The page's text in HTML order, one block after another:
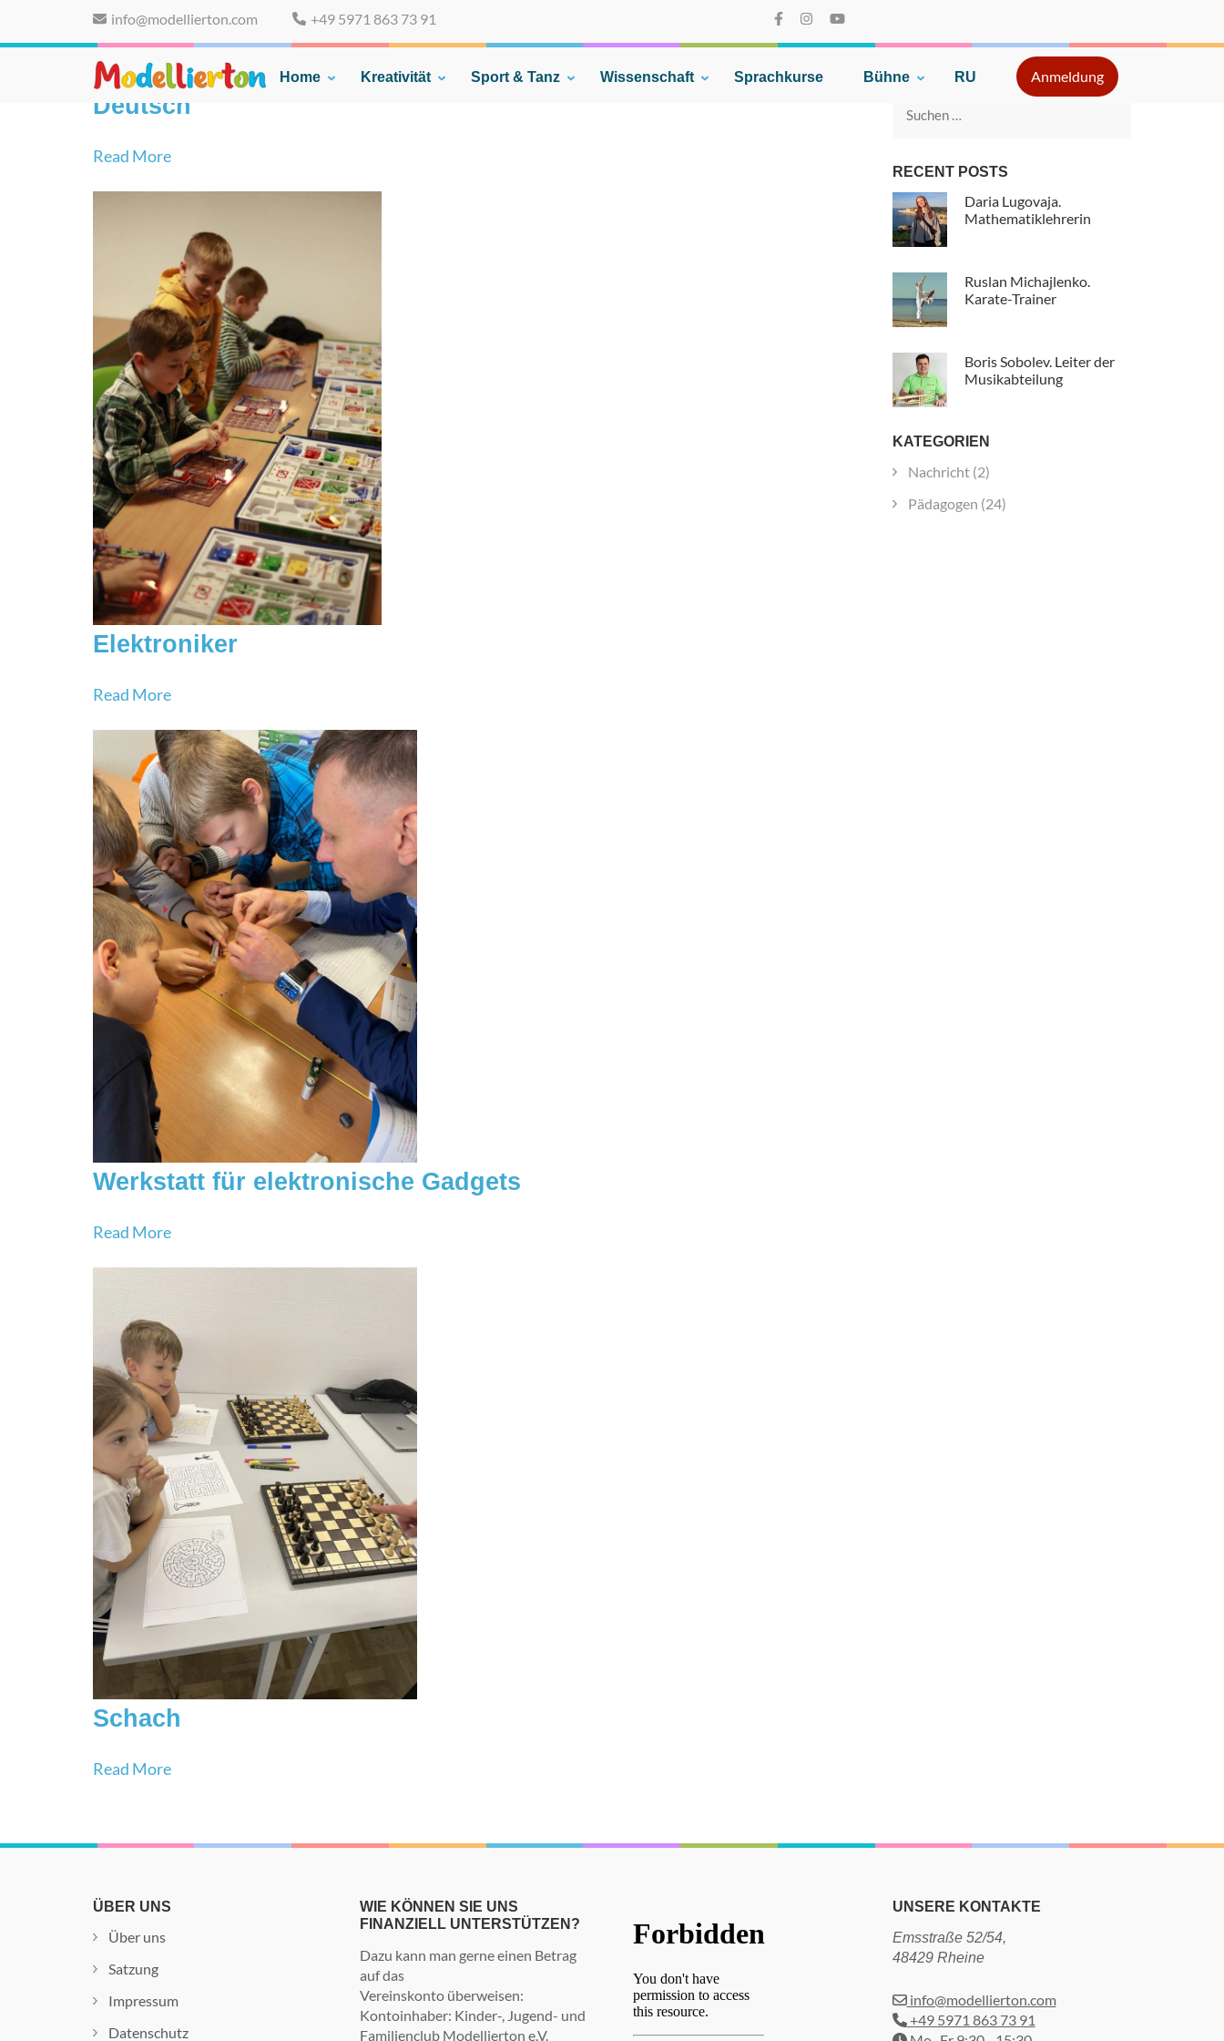
content
info@modellierton.com +49 5971 863 73 91
Familienclub Modellierton e.V.
Home Kreativität Sport & Tanz Wissenschaft Sprachkurse Bühne RU Anmeldung
Deutsch
Read More
Elektroniker
Read More
Werkstatt für elektronische Gadgets
Read More
Schach
Read More
Suche
RECENT POSTS
Daria Lugovaja.
Mathematiklehrerin
Ruslan Michajlenko.
Karate-Trainer
Boris Sobolev. Leiter der
Musikabteilung
KATEGORIEN
Nachricht(2)
Pädagogen (24)
ÜBER UNS
Über uns
Satzung
Impressum
Datenschutz
WIE KÖNNEN SIE UNS
FINANZIELL UNTERSTÜTZEN?
Dazu kann man gerne einen Betrag
auf das
Vereinskonto überweisen:
Kontoinhaber: Kinder-, Jugend- und
Familienclub Modellierton e.V.
UNSERE KONTAKTE
Emsstraße 52/54,
48429 Rheine
info@modellierton.com
+49 5971 863 73 91